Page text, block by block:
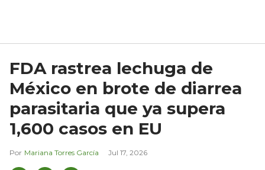
FDA rastrea lechuga de
México en brote de diarrea
parasitaria que ya supera
1,600 casos en EU
Mariana Torres García Jul 17, 2026